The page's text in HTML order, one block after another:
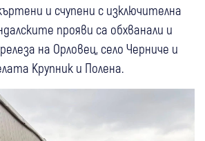
и счупени с изключителна
прояви са обхванали и
на Орловец, село Черниче и
Крупник и Полена.